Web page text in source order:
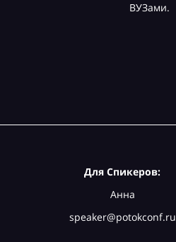
ВУЗами.
Для Спикеров:
Анна
speaker@potokconf.ru